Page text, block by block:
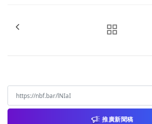
推廣新聞稿